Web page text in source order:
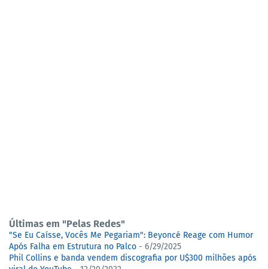
Últimas em "Pelas Redes"
"Se Eu Caísse, Vocês Me Pegariam": Beyoncé Reage com Humor
Após Falha em Estrutura no Palco - 6/29/2025
Phil Collins e banda vendem discografia por U$300 milhões após